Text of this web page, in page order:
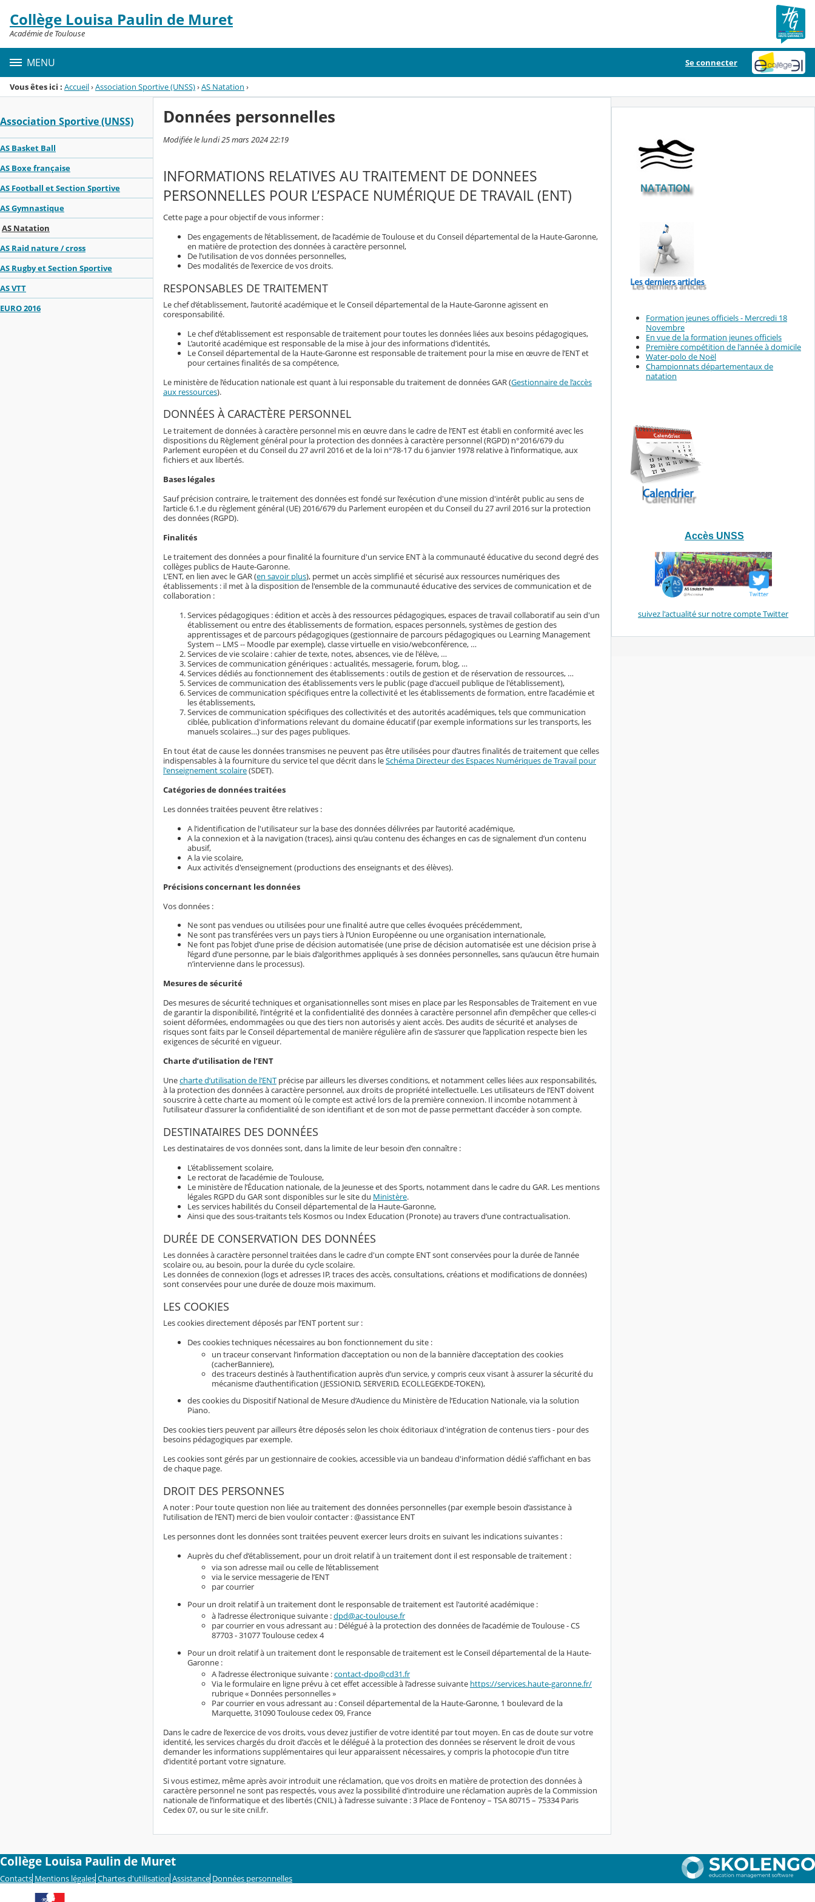
Menu de la rubrique
Contenu
Collège Louisa Paulin de Muret
Académie de Toulouse
MENU Se connecter
Vous êtes ici : Accueil›Association Sportive (UNSS)›AS Natation ›
Association Sportive (UNSS)
AS Basket Ball
AS Boxe française
AS Football et Section Sportive
AS Gymnastique
AS Natation
AS Raid nature / cross
AS Rugby et Section Sportive
AS VTT
EURO 2016
Données personnelles
Modifiée le lundi 25 mars 2024 22:19
INFORMATIONS RELATIVES AU TRAITEMENT DE DONNEES
PERSONNELLES POUR L’ESPACE NUMÉRIQUE DE TRAVAIL (ENT)
Cette page a pour objectif de vous informer :
Des engagements de l’établissement, de l’académie de Toulouse et du Conseil départemental de la Haute-Garonne,
en matière de protection des données à caractère personnel,
De l’utilisation de vos données personnelles,
Des modalités de l’exercice de vos droits.
RESPONSABLES DE TRAITEMENT
Le chef d’établissement, l’autorité académique et le Conseil départemental de la Haute-Garonne agissent en
coresponsabilité.
Le chef d’établissement est responsable de traitement pour toutes les données liées aux besoins pédagogiques,
L’autorité académique est responsable de la mise à jour des informations d’identités,
Le Conseil départemental de la Haute-Garonne est responsable de traitement pour la mise en œuvre de l’ENT et
pour certaines finalités de sa compétence,
Le ministère de l’éducation nationale est quant à lui responsable du traitement de données GAR (Gestionnaire de l’accès
aux ressources).
DONNÉES À CARACTÈRE PERSONNEL
Le traitement de données à caractère personnel mis en œuvre dans le cadre de l’ENT est établi en conformité avec les
dispositions du Règlement général pour la protection des données à caractère personnel (RGPD) n°2016/679 du
Parlement européen et du Conseil du 27 avril 2016 et de la loi n°78-17 du 6 janvier 1978 relative à l’informatique, aux
fichiers et aux libertés.
Bases légales
Sauf précision contraire, le traitement des données est fondé sur l’exécution d'une mission d'intérêt public au sens de
l’article 6.1.e du règlement général (UE) 2016/679 du Parlement européen et du Conseil du 27 avril 2016 sur la protection
des données (RGPD).
Finalités
Le traitement des données a pour finalité la fourniture d'un service ENT à la communauté éducative du second degré des
collèges publics de Haute-Garonne.
L’ENT, en lien avec le GAR (en savoir plus), permet un accès simplifié et sécurisé aux ressources numériques des
établissements : il met à la disposition de l'ensemble de la communauté éducative des services de communication et de
collaboration :
Services pédagogiques : édition et accès à des ressources pédagogiques, espaces de travail collaboratif au sein d'un
établissement ou entre des établissements de formation, espaces personnels, systèmes de gestion des
apprentissages et de parcours pédagogiques (gestionnaire de parcours pédagogiques ou Learning Management
System -- LMS -- Moodle par exemple), classe virtuelle en visio/webconférence, …
Services de vie scolaire : cahier de texte, notes, absences, vie de l'élève, …
Services de communication génériques : actualités, messagerie, forum, blog, …
Services dédiés au fonctionnement des établissements : outils de gestion et de réservation de ressources, …
Services de communication des établissements vers le public (page d'accueil publique de l'établissement),
Services de communication spécifiques entre la collectivité et les établissements de formation, entre l’académie et
les établissements,
Services de communication spécifiques des collectivités et des autorités académiques, tels que communication
ciblée, publication d'informations relevant du domaine éducatif (par exemple informations sur les transports, les
manuels scolaires…) sur des pages publiques.
En tout état de cause les données transmises ne peuvent pas être utilisées pour d’autres finalités de traitement que celles
indispensables à la fourniture du service tel que décrit dans leSchéma Directeur des Espaces Numériques de Travail pour
l'enseignement scolaire(SDET).
Catégories de données traitées
Les données traitées peuvent être relatives :
A l’identification de l'utilisateur sur la base des données délivrées par l’autorité académique,
A la connexion et à la navigation (traces), ainsi qu’au contenu des échanges en cas de signalement d’un contenu
abusif,
A la vie scolaire,
Aux activités d'enseignement (productions des enseignants et des élèves).
Précisions concernant les données
Vos données :
Ne sont pas vendues ou utilisées pour une finalité autre que celles évoquées précédemment,
Ne sont pas transférées vers un pays tiers à l’Union Européenne ou une organisation internationale,
Ne font pas l’objet d’une prise de décision automatisée (une prise de décision automatisée est une décision prise à
l’égard d’une personne, par le biais d’algorithmes appliqués à ses données personnelles, sans qu’aucun être humain
n’intervienne dans le processus).
Mesures de sécurité
Des mesures de sécurité techniques et organisationnelles sont mises en place par les Responsables de Traitement en vue
de garantir la disponibilité, l’intégrité et la confidentialité des données à caractère personnel afin d’empêcher que celles-ci
soient déformées, endommagées ou que des tiers non autorisés y aient accès. Des audits de sécurité et analyses de
risques sont faits par le Conseil départemental de manière régulière afin de s’assurer que l’application respecte bien les
exigences de sécurité en vigueur.
Charte d’utilisation de l’ENT
Unecharte d’utilisation de l’ENT précise par ailleurs les diverses conditions, et notamment celles liées aux responsabilités,
à la protection des données à caractère personnel, aux droits de propriété intellectuelle. Les utilisateurs de l’ENT doivent
souscrire à cette charte au moment où le compte est activé lors de la première connexion. Il incombe notamment à
l’utilisateur d'assurer la confidentialité de son identifiant et de son mot de passe permettant d’accéder à son compte.
DESTINATAIRES DES DONNÉES
Les destinataires de vos données sont, dans la limite de leur besoin d’en connaître :
L’établissement scolaire,
Le rectorat de l’académie de Toulouse,
Le ministère de l’Éducation nationale, de la Jeunesse et des Sports, notamment dans le cadre du GAR. Les mentions
légales RGPD du GAR sont disponibles sur le site du Ministère.
Les services habilités du Conseil départemental de la Haute-Garonne,
Ainsi que des sous-traitants tels Kosmos ou Index Education (Pronote) au travers d’une contractualisation.
DURÉE DE CONSERVATION DES DONNÉES
Les données à caractère personnel traitées dans le cadre d'un compte ENT sont conservées pour la durée de l’année
scolaire ou, au besoin, pour la durée du cycle scolaire.
Les données de connexion (logs et adresses IP, traces des accès, consultations, créations et modifications de données)
sont conservées pour une durée de douze mois maximum.
LES COOKIES
Les cookies directement déposés par l’ENT portent sur :
Des cookies techniques nécessaires au bon fonctionnement du site :
un traceur conservant l’information d’acceptation ou non de la bannière d’acceptation des cookies
(cacherBanniere),
des traceurs destinés à l’authentification auprès d’un service, y compris ceux visant à assurer la sécurité du
mécanisme d’authentification (JESSIONID, SERVERID, ECOLLEGEKDE-TOKEN),
des cookies du Dispositif National de Mesure d’Audience du Ministère de l’Education Nationale, via la solution
Piano.
Des cookies tiers peuvent par ailleurs être déposés selon les choix éditoriaux d'intégration de contenus tiers - pour des
besoins pédagogiques par exemple.
Les cookies sont gérés par un gestionnaire de cookies, accessible via un bandeau d'information dédié s'affichant en bas
de chaque page.
DROIT DES PERSONNES
A noter : Pour toute question non liée au traitement des données personnelles (par exemple besoin d’assistance à
l’utilisation de l’ENT) merci de bien vouloir contacter : @assistance ENT
Les personnes dont les données sont traitées peuvent exercer leurs droits en suivant les indications suivantes :
Auprès du chef d’établissement, pour un droit relatif à un traitement dont il est responsable de traitement :
via son adresse mail ou celle de l’établissement
via le service messagerie de l’ENT
par courrier
Pour un droit relatif à un traitement dont le responsable de traitement est l'autorité académique :
à l’adresse électronique suivante :dpd@ac-toulouse.fr
par courrier en vous adressant au : Délégué à la protection des données de l’académie de Toulouse - CS
87703 - 31077 Toulouse cedex 4
Pour un droit relatif à un traitement dont le responsable de traitement est le Conseil départemental de la Haute-
Garonne :
A l’adresse électronique suivante :contact-dpo@cd31.fr
Via le formulaire en ligne prévu à cet effet accessible à l’adresse suivante https://services.haute-garonne.fr/
rubrique « Données personnelles »
Par courrier en vous adressant au : Conseil départemental de la Haute-Garonne, 1 boulevard de la
Marquette, 31090 Toulouse cedex 09, France
Dans le cadre de l’exercice de vos droits, vous devez justifier de votre identité par tout moyen. En cas de doute sur votre
identité, les services chargés du droit d’accès et le délégué à la protection des données se réservent le droit de vous
demander les informations supplémentaires qui leur apparaissent nécessaires, y compris la photocopie d’un titre
d’identité portant votre signature.
Si vous estimez, même après avoir introduit une réclamation, que vos droits en matière de protection des données à
caractère personnel ne sont pas respectés, vous avez la possibilité d’introduire une réclamation auprès de la Commission
nationale de l’informatique et des libertés (CNIL) à l’adresse suivante : 3 Place de Fontenoy – TSA 80715 – 75334 Paris
Cedex 07, ou sur le site cnil.fr.
Formation jeunes officiels - Mercredi 18
Novembre
En vue de la formation jeunes officiels
Première compétition de l'année à domicile
Water-polo de Noël
Championnats départementaux de
natation
Accès UNSS
suivez l'actualité sur notre compte Twitter
Collège Louisa Paulin de Muret
Contacts Mentions légales Chartes d'utilisation Assistance Données personnelles